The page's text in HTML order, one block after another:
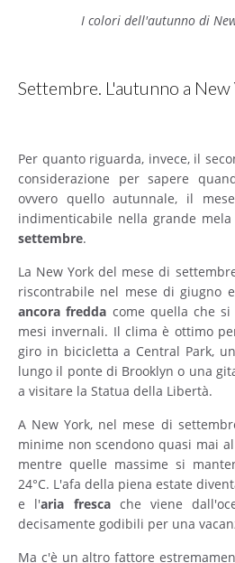
I colori dell'autunno di
Settembre. L'autunno a New
Per quanto riguarda, invece, il
considerazione per sapere
ovvero quello autunnale, il
indimenticabile nella grande
settembre.
La New York del mese di
riscontrabile nel mese di giugno
ancora fredda come quella che
mesi invernali. Il clima è ottimo
giro in bicicletta a Central Park,
lungo il ponte di Brooklyn o una
a visitare la Statua della Libertà.
A New York, nel mese di
minime non scendono quasi mai al
mentre quelle massime si
24°C. L'afa della piena estate
e l'aria frescache viene
decisamente godibili per una
Ma c'è un altro fattore